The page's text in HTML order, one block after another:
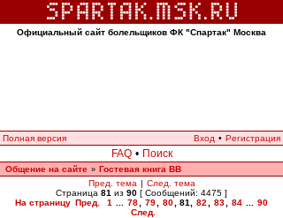
Официальный сайт болельщиков ФК "Спартак" Москва
Полная версия Вход • Регистрация
FAQ • Поиск
Общение на сайте » Гостевая книга ВВ
Пред. тема | След. тема
Страница 81 из 90 [ Сообщений: 4475 ]
На страницу Пред. 1 78 79 80 81 82 83 84
90
След.